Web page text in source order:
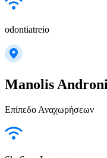
odontiatreio
Manolis
Επίπεδο Αναχωρήσεων